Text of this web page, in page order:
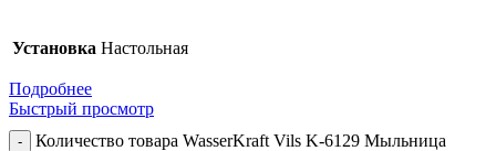
Установка Настольная
Подробнее
Быстрый просмотр
Количество товара WasserKraft Vils K-6129 Мыльница